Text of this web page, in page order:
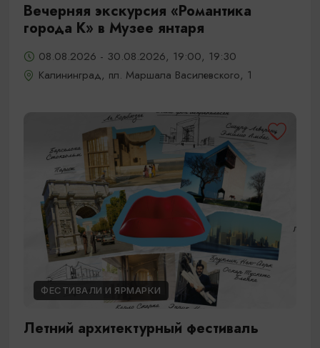
Вечерняя экскурсия «Романтика
города К» в Музее янтаря
08.08.2026 - 30.08.2026, 19:00, 19:30
Калининград, пл. Маршала Василевского, 1
ФЕСТИВАЛИ И ЯРМАРКИ
Летний архитектурный фестиваль